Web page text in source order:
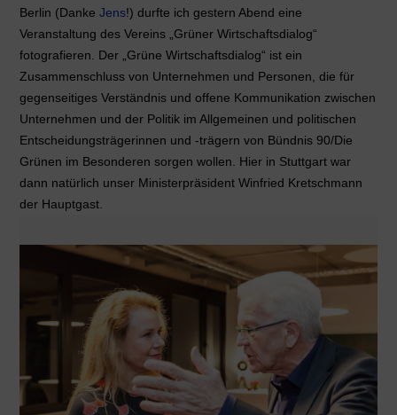
Berlin (Danke Jens!) durfte ich gestern Abend eine
Veranstaltung des Vereins „Grüner Wirtschaftsdialog“
fotografieren. Der „Grüne Wirtschaftsdialog“ ist ein
Zusammenschluss von Unternehmen und Personen, die für
gegenseitiges Verständnis und offene Kommunikation zwischen
Unternehmen und der Politik im Allgemeinen und politischen
Entscheidungsträgerinnen und -trägern von Bündnis 90/Die
Grünen im Besonderen sorgen wollen. Hier in Stuttgart war
dann natürlich unser Ministerpräsident Winfried Kretschmann
der Hauptgast.